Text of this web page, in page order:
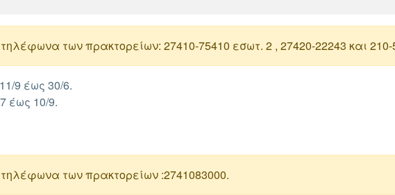
των πρακτορείων: 27410-75410 εσωτ. 2 , 27420-22243 και 210-
9 έως 30/6.
έως 10/9.
των πρακτορείων :2741083000.